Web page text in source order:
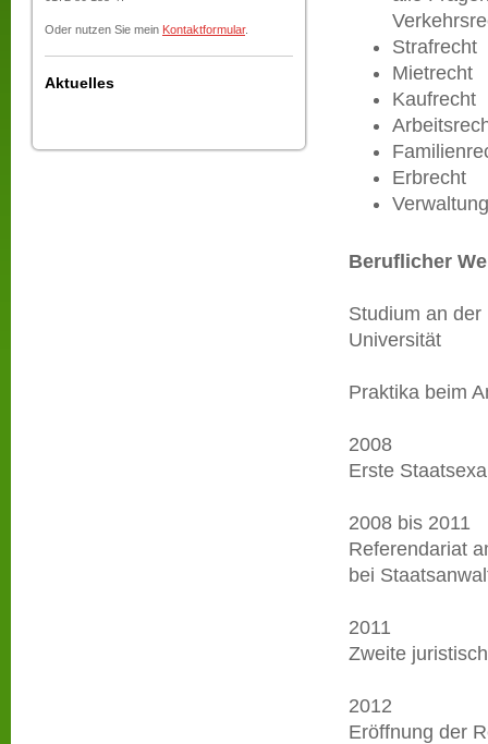
Oder nutzen Sie mein Kontaktformular.
Aktuelles
Strafrecht
Mietrecht
Kaufrecht
Erbrecht
Beruflicher
Studium an
Universität
Praktika beim
2008
Erste
2008 bis 2011
Referendariat
bei
2011
Zweite
2012
Eröffnung der